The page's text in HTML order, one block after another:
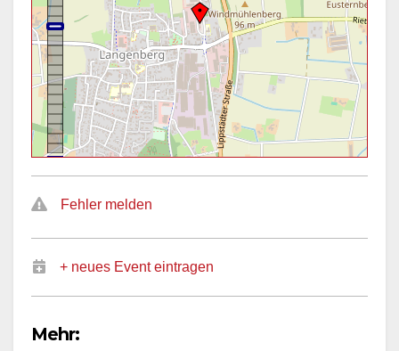
Fehler melden
+ neues Event eintragen
Mehr: